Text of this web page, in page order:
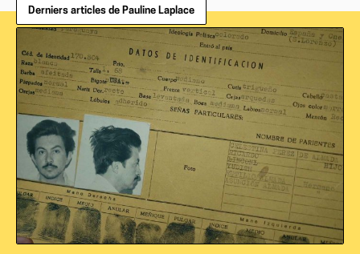
Derniers articles de Pauline Laplace